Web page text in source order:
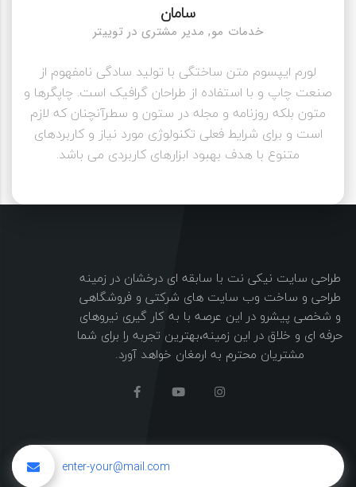
سامان
خدمات مو, مدیر مشتری در توییتر
لورم ایپسوم متن ساختگی با تولید سادگی نامفهوم از
صنعت چاپ و با استفاده از طراحان گرافیک است. چاپگرها و
متون بلکه روزنامه و مجله در ستون و سطرآنچنان که لازم
است و برای شرایط فعلی تکنولوژی مورد نیاز و کاربردهای
متنوع با هدف بهبود ابزارهای کاربردی می باشد.
طراحی سایت نیکی نت با سابقه ای درخشان در زمینه
طراحی و ساخت وب سایت های شرکتی و فروشگاهی
و شخصی پیشرو در این عرصه با به کار گیری نیروهای
حرفه ای و خلاق در این زمینه،بهترین تجربه را برای شما
مشتریان محترم به ارمغان خواهد آورد.